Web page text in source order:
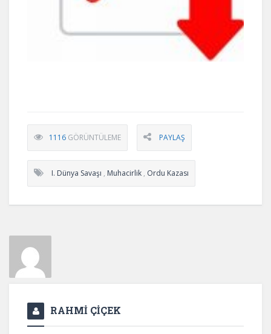
1116 GÖRÜNTÜLEME PAYLAŞ
I. Dünya Savaşı , Muhacirlik , Ordu Kazası
RAHMİ ÇİÇEK